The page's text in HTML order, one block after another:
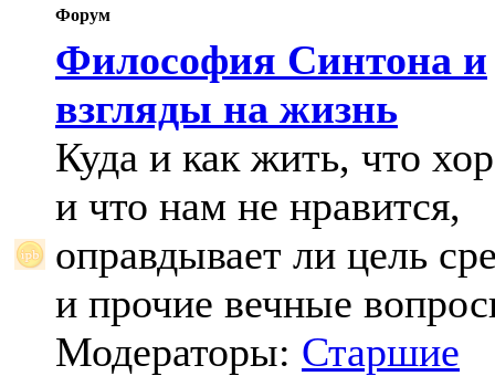
Форум
Философия Синтона и
взгляды на жизнь
Куда и как жить, что
и что нам не нравится,
оправдывает ли цель
и прочие вечные
Модераторы: Старшие